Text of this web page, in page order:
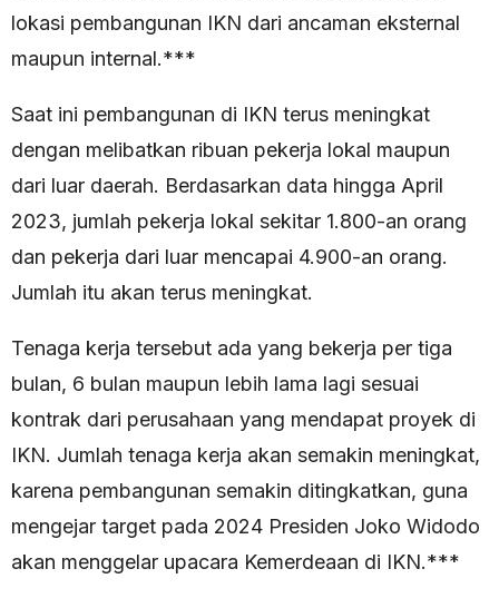
lokasi pembangunan IKN dari ancaman eksternal
maupun internal.***
Saat ini pembangunan di IKN terus meningkat
dengan melibatkan ribuan pekerja lokal maupun
dari luar daerah. Berdasarkan data hingga April
2023, jumlah pekerja lokal sekitar 1.800-an orang
dan pekerja dari luar mencapai 4.900-an orang.
Jumlah itu akan terus meningkat.
Tenaga kerja tersebut ada yang bekerja per tiga
bulan, 6 bulan maupun lebih lama lagi sesuai
kontrak dari perusahaan yang mendapat proyek di
IKN. Jumlah tenaga kerja akan semakin meningkat,
karena pembangunan semakin ditingkatkan, guna
mengejar target pada 2024 Presiden Joko Widodo
akan menggelar upacara Kemerdeaan di IKN.***